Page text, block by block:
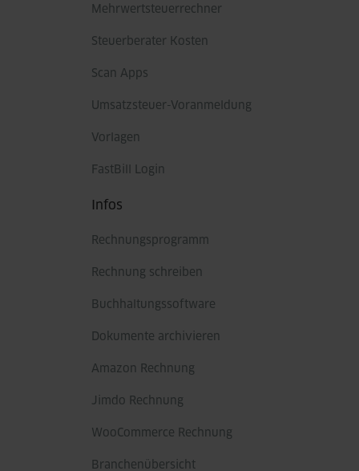
Mehrwertsteuerrechner
Steuerberater Kosten
Scan Apps
Umsatzsteuer-Voranmeldung
Vorlagen
FastBill Login
Infos
Rechnungsprogramm
Rechnung schreiben
Buchhaltungssoftware
Dokumente archivieren
Amazon Rechnung
Jimdo Rechnung
WooCommerce Rechnung
Branchenübersicht